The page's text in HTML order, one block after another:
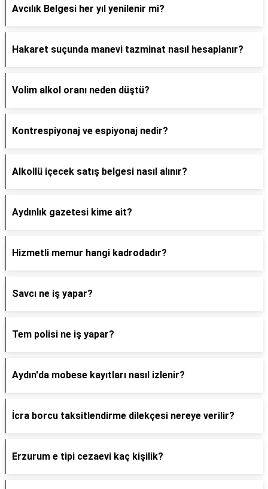
Avcılık Belgesi her yıl yenilenir mi?
Hakaret suçunda manevi tazminat nasıl hesaplanır?
Volim alkol oranı neden düştü?
Kontrespiyonaj ve espiyonaj nedir?
Alkollü içecek satış belgesi nasıl alınır?
Aydınlık gazetesi kime ait?
Hizmetli memur hangi kadrodadır?
Savcı ne iş yapar?
Tem polisi ne iş yapar?
Aydın'da mobese kayıtları nasıl izlenir?
İcra borcu taksitlendirme dilekçesi nereye verilir?
Erzurum e tipi cezaevi kaç kişilik?